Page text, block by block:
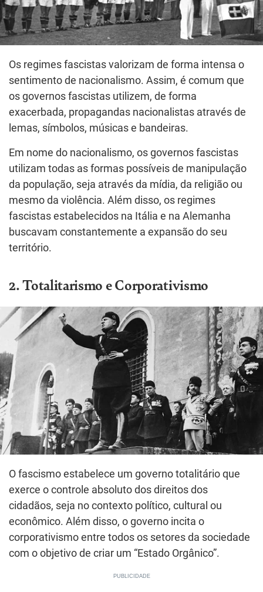
Os regimes fascistas valorizam de forma intensa o
sentimento de nacionalismo. Assim, é comum que
os governos fascistas utilizem, de forma
exacerbada, propagandas nacionalistas através de
lemas, símbolos, músicas e bandeiras.
Em nome do nacionalismo, os governos fascistas
utilizam todas as formas possíveis de manipulação
da população, seja através da mídia, da religião ou
mesmo da violência. Além disso, os regimes
fascistas estabelecidos na Itália e na Alemanha
buscavam constantemente a expansão do seu
território.
2. Totalitarismo e Corporativismo
O fascismo estabelece um governo totalitário que
exerce o controle absoluto dos direitos dos
cidadãos, seja no contexto político, cultural ou
econômico. Além disso, o governo incita o
corporativismo entre todos os setores da sociedade
com o objetivo de criar um “Estado Orgânico”.